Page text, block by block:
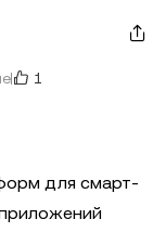
1
для смарт-